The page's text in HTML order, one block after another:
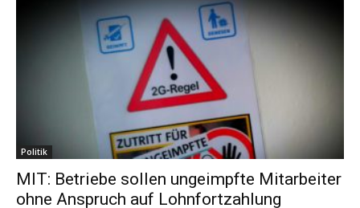
Politik
MIT: Betriebe sollen ungeimpfte Mitarbeiter
ohne Anspruch auf Lohnfortzahlung